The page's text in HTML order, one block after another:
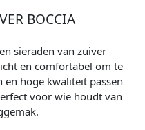
BOCCIA
sieraden van zuiver
en comfortabel om te
hoge kwaliteit passen
voor wie houdt van